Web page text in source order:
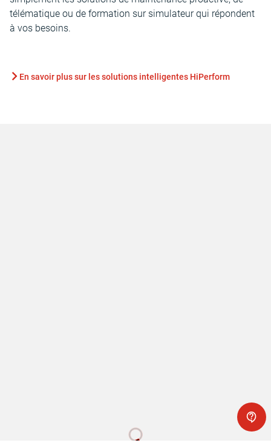
télématique ou de formation sur simulateur qui répondent
à vos besoins.
En savoir plus sur les solutions intelligentes HiPerform